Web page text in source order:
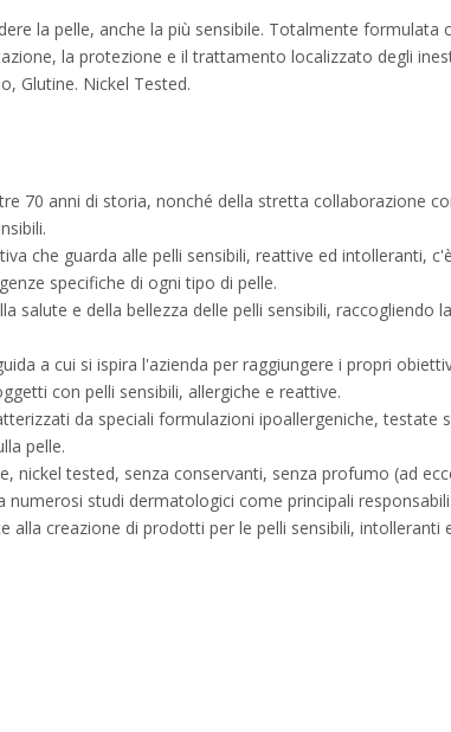
la pelle, anche la più sensibile. Totalmente formulata
la protezione e il trattamento localizzato degli
Glutine. Nickel Tested.
70 anni di storia, nonché della stretta collaborazione
che guarda alle pelli sensibili, reattive ed intolleranti,
specifiche di ogni tipo di pelle.
salute e della bellezza delle pelli sensibili, raccogliendo
a cui si ispira l'azienda per raggiungere i propri
con pelli sensibili, allergiche e reattive.
da speciali formulazioni ipoallergeniche,
pelle.
nickel tested, senza conservanti, senza profumo (ad
studi dermatologici come principali
creazione di prodotti per le pelli sensibili, intolleranti